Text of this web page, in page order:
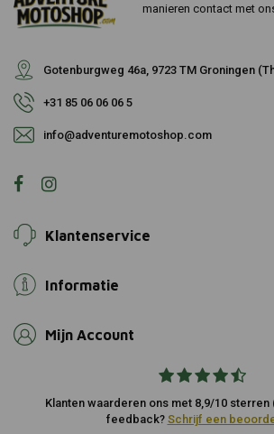
manieren contact met
Gotenburgweg 46a, 9723 TM Groningen
+31 85 06 06 06 5
info@adventuremotoshop.com
Klantenservice
Informatie
Mijn Account
Klanten waarderen ons met 8,9/10 sterren
feedback? Schrijf een